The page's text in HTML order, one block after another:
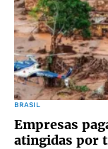
BRASIL
Empresas
atingidas por